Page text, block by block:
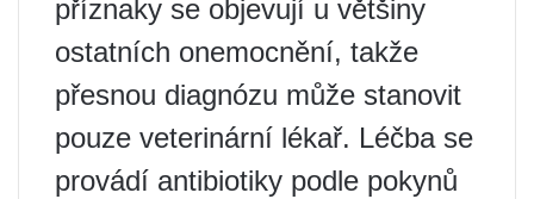
příznaky se objevují u většiny
ostatních onemocnění, takže
přesnou diagnózu může stanovit
pouze veterinární lékař. Léčba se
provádí antibiotiky podle pokynů